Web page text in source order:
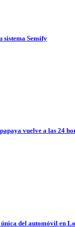
sistema Sensify
vuelve a las 24
del automóvil en